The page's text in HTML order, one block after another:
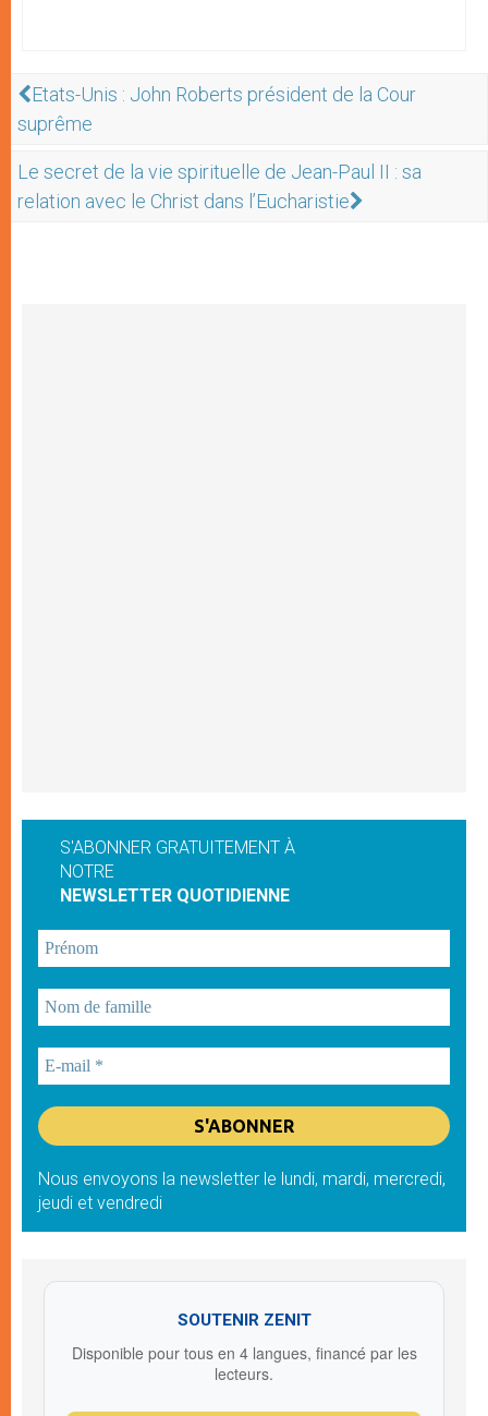
Etats-Unis : John Roberts président de la Cour
suprême
Le secret de la vie spirituelle de Jean-Paul II : sa
relation avec le Christ dans l’Eucharistie
S'ABONNER GRATUITEMENT À
NOTRE
NEWSLETTER QUOTIDIENNE
Nous envoyons la newsletter le lundi, mardi, mercredi,
jeudi et vendredi
SOUTENIR ZENIT
Disponible pour tous en 4 langues, financé par les
lecteurs.